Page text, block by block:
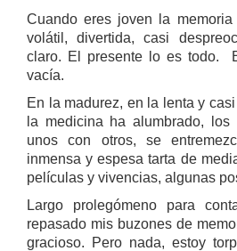
Cuando eres joven la
volátil, divertida, casi
claro. El presente lo es todo.
vacía.
En la madurez, en la lenta y
la medicina ha alumbrado, los
unos con otros, se
inmensa y espesa tarta de
películas y vivencias, algunas
Largo prolegómeno para
repasado mis buzones de
gracioso. Pero nada, estoy